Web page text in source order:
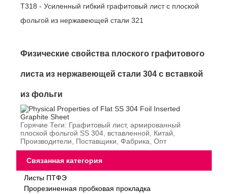
T318 - Усиленный гибкий графитовый лист с плоской
фольгой из нержавеющей стали 321
Физические свойства плоского графитового
листа из нержавеющей стали 304 с вставкой
из фольги
Горячие Теги: Графитовый лист, армированный
плоской фольгой SS 304, вставленной, Китай,
Производители, Поставщики, Фабрика, Опт
Связанная категория
Листы ПТФЭ
Прорезиненная пробковая прокладка